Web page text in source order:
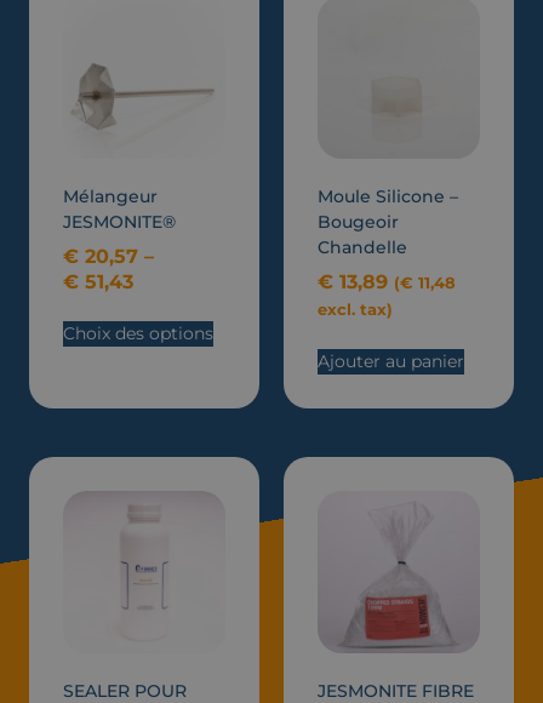
Mélangeur
JESMONITE®
€ 20,57 –
€ 51,43
Choix des options
Moule Silicone –
Bougeoir
Chandelle
€ 13,89 (€ 11,48
excl. tax)
Ajouter au panier
SEALER POUR
JESMONITE FIBRE